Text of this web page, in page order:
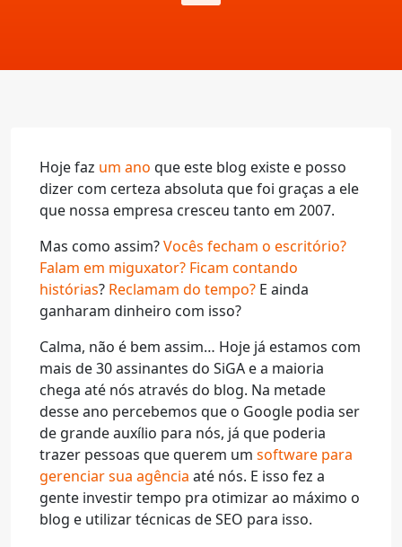
Hoje faz um ano que este blog existe e posso
dizer com certeza absoluta que foi graças a ele
que nossa empresa cresceu tanto em 2007.
Mas como assim?Vocês fecham o escritório?
Falam em miguxator? Ficam contando
histórias? Reclamam do tempo? E ainda
ganharam dinheiro com isso?
Calma, não é bem assim… Hoje já estamos com
mais de 30 assinantes do SiGA e a maioria
chega até nós através do blog. Na metade
desse ano percebemos que o Google podia ser
de grande auxílio para nós, já que poderia
trazer pessoas que querem um software para
gerenciar sua agência até nós. E isso fez a
gente investir tempo pra otimizar ao máximo o
blog e utilizar técnicas de SEO para isso.